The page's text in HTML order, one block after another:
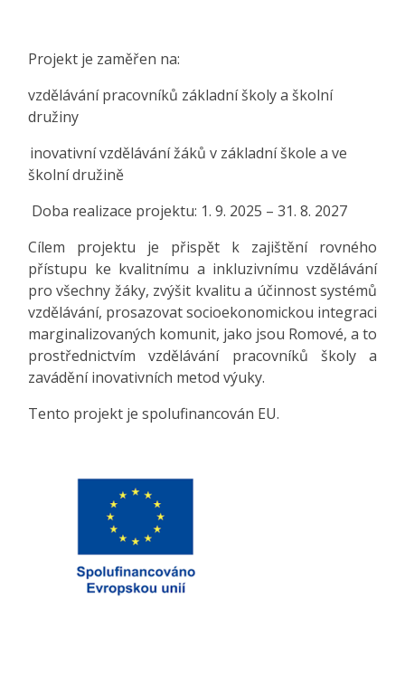
Projekt je zaměřen na:
vzdělávání pracovníků základní školy a školní
družiny
inovativní vzdělávání žáků v základní škole a ve
školní družině
Doba realizace projektu: 1. 9. 2025 – 31. 8. 2027
Cílem projektu je přispět k zajištění rovného
přístupu ke kvalitnímu a inkluzivnímu vzdělávání
pro všechny žáky, zvýšit kvalitu a účinnost systémů
vzdělávání, prosazovat socioekonomickou integraci
marginalizovaných komunit, jako jsou Romové, a to
prostřednictvím vzdělávání pracovníků školy a
zavádění inovativních metod výuky.
Tento projekt je spolufinancován EU.